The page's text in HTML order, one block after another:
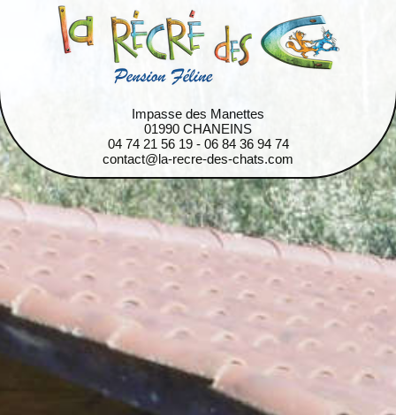
Impasse des Manettes
01990 CHANEINS
04 74 21 56 19 - 06 84 36 94 74
contact@la-recre-des-chats.com